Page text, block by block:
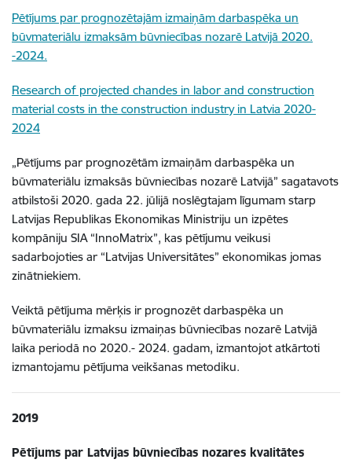
Pētījums par prognozētajām izmaiņām darbaspēka un
būvmateriālu izmaksām būvniecības nozarē Latvijā 2020.
-2024.
Research of projected chandes in labor and construction
material costs in the construction industry in Latvia 2020-
2024
„Pētījums par prognozētām izmaiņām darbaspēka un
būvmateriālu izmaksās būvniecības nozarē Latvijā” sagatavots
atbilstoši 2020. gada 22. jūlijā noslēgtajam līgumam starp
Latvijas Republikas Ekonomikas Ministriju un izpētes
kompāniju SIA “InnoMatrix”, kas pētījumu veikusi
sadarbojoties ar “Latvijas Universitātes” ekonomikas jomas
zinātniekiem.
Veiktā pētījuma mērķis ir prognozēt darbaspēka un
būvmateriālu izmaksu izmaiņas būvniecības nozarē Latvijā
laika periodā no 2020.- 2024. gadam, izmantojot atkārtoti
izmantojamu pētījuma veikšanas metodiku.
2019
Pētījums par Latvijas būvniecības nozares kvalitātes